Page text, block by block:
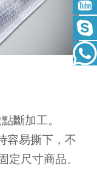
斷加工。
容易撕下，不
尺寸商品。